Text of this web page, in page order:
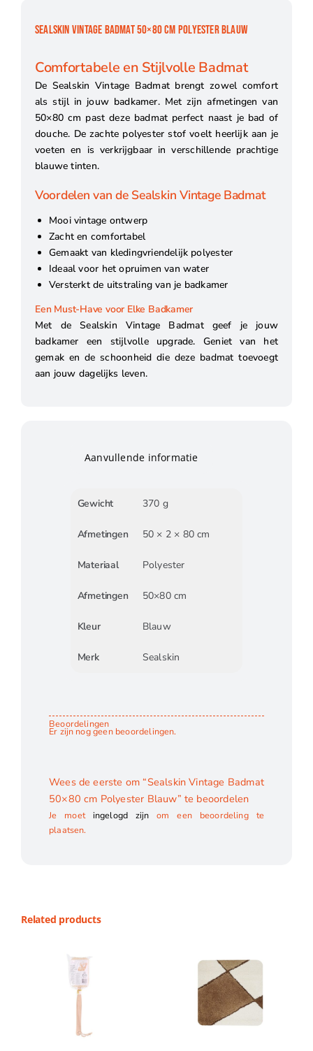
SEALSKIN VINTAGE BADMAT 50×80 CM POLYESTER BLAUW
Comfortabele en Stijlvolle Badmat
De Sealskin Vintage Badmat brengt zowel comfort
als stijl in jouw badkamer. Met zijn afmetingen van
50×80 cm past deze badmat perfect naast je bad of
douche. De zachte polyester stof voelt heerlijk aan je
voeten en is verkrijgbaar in verschillende prachtige
blauwe tinten.
Voordelen van de Sealskin Vintage Badmat
Mooi vintage ontwerp
Zacht en comfortabel
Gemaakt van kledingvriendelijk polyester
Ideaal voor het opruimen van water
Versterkt de uitstraling van je badkamer
Een Must-Have voor Elke Badkamer
Met de Sealskin Vintage Badmat geef je jouw
badkamer een stijlvolle upgrade. Geniet van het
gemak en de schoonheid die deze badmat toevoegt
aan jouw dagelijks leven.
Aanvullende informatie
Gewicht 370 g
Afmetingen 50 × 2 × 80 cm
Materiaal Polyester
Afmetingen 50×80 cm
Kleur Blauw
Merk Sealskin
Beoordelingen
Er zijn nog geen beoordelingen.
Wees de eerste om “Sealskin Vintage Badmat
50×80 cm Polyester Blauw” te beoordelen
Je moet ingelogd zijn om een beoordeling te
plaatsen.
Related products